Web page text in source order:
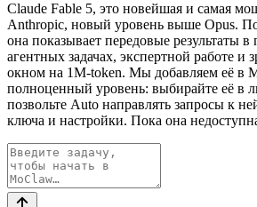
Claude Fable 5, это новейшая и самая
Anthropic, новый уровень выше Opus.
она показывает передовые результаты
агентных задачах, экспертной работе и
окном на 1M-token. Мы добавляем её в
полноценный уровень: выбирайте её в
позвольте Auto направлять запросы к
ключа и настройки. Пока она